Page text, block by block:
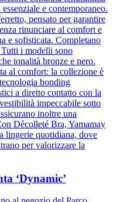
e contemporaneo.
pensato per garantire
rinunciare al comfort e
e sofisticata. Completano
i modelli sono
tonalità bronze e nero.
al comfort: la collezione è
bonding
a diretto contatto con la
impeccabile sotto
inoltre una
Décolleté Bra, Yamamay
lingerie quotidiana, dove
per valorizzare la
‘Dynamic’